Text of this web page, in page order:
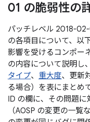
01 の脆弱性の
パッチレベル 2018-
の各項目について、以
影響を受けるコンポー
の内容について説明し
タイプ、 重大度、更新
る場合）を表にまとめ
ID の欄に、その問題
（AOSP の変更の一